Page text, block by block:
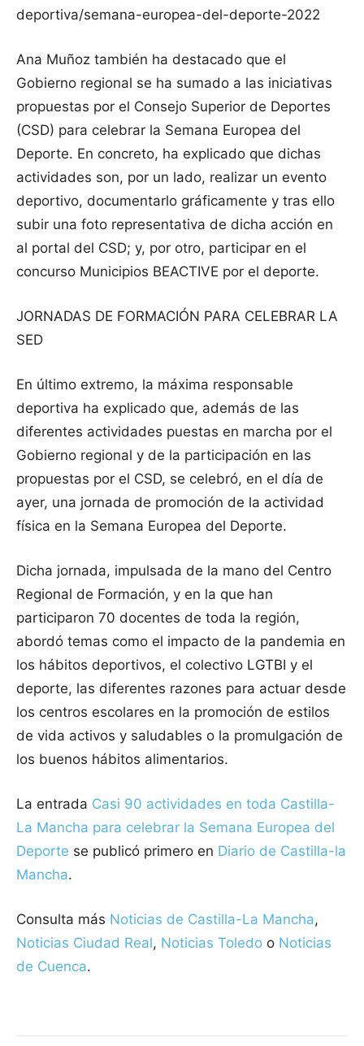
deportiva/semana-europea-del-deporte-2022
Ana Muñoz también ha destacado que el
Gobierno regional se ha sumado a las iniciativas
propuestas por el Consejo Superior de Deportes
(CSD) para celebrar la Semana Europea del
Deporte. En concreto, ha explicado que dichas
actividades son, por un lado, realizar un evento
deportivo, documentarlo gráficamente y tras ello
subir una foto representativa de dicha acción en
al portal del CSD; y, por otro, participar en el
concurso Municipios BEACTIVE por el deporte.
JORNADAS DE FORMACIÓN PARA CELEBRAR LA
SED
En último extremo, la máxima responsable
deportiva ha explicado que, además de las
diferentes actividades puestas en marcha por el
Gobierno regional y de la participación en las
propuestas por el CSD, se celebró, en el día de
ayer, una jornada de promoción de la actividad
física en la Semana Europea del Deporte.
Dicha jornada, impulsada de la mano del Centro
Regional de Formación, y en la que han
participaron 70 docentes de toda la región,
abordó temas como el impacto de la pandemia en
los hábitos deportivos, el colectivo LGTBI y el
deporte, las diferentes razones para actuar desde
los centros escolares en la promoción de estilos
de vida activos y saludables o la promulgación de
los buenos hábitos alimentarios.
La entrada Casi 90 actividades en toda Castilla-
La Mancha para celebrar la Semana Europea del
Deporte se publicó primero en Diario de Castilla-la
Mancha.
Consulta más Noticias de Castilla-La Mancha,
Noticias Ciudad Real, Noticias Toledo o Noticias
de Cuenca.